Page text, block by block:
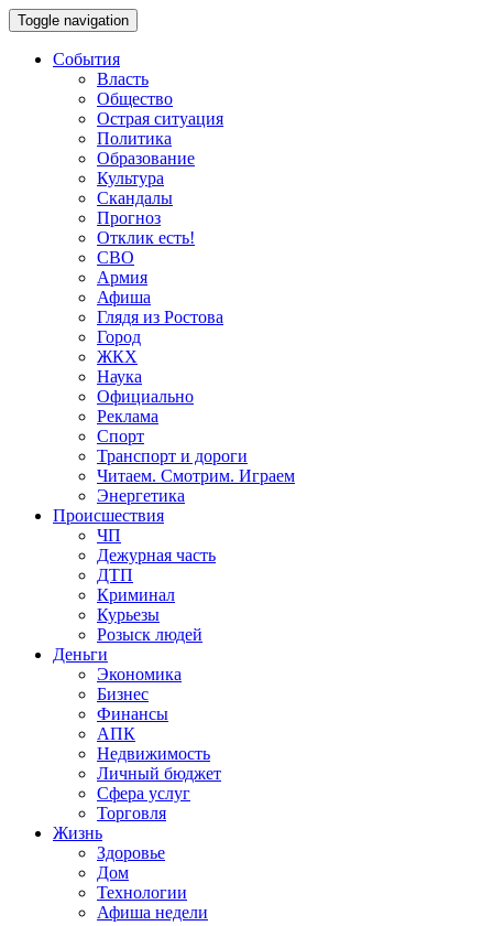
Toggle navigation
События
Власть
Общество
Острая ситуация
Политика
Образование
Культура
Скандалы
Прогноз
Отклик есть!
СВО
Армия
Афиша
Глядя из Ростова
Город
ЖКХ
Наука
Официально
Реклама
Спорт
Транспорт и дороги
Читаем. Смотрим. Играем
Энергетика
Происшествия
ЧП
Дежурная часть
ДТП
Криминал
Курьезы
Розыск людей
Деньги
Экономика
Бизнес
Финансы
АПК
Недвижимость
Личный бюджет
Сфера услуг
Торговля
Жизнь
Здоровье
Дом
Технологии
Афиша недели